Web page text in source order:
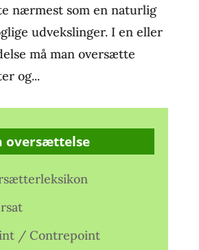
nærmest som en naturlig
udvekslinger. I en eller
må man oversætte
og...
oversættelse
/ Contrepoint